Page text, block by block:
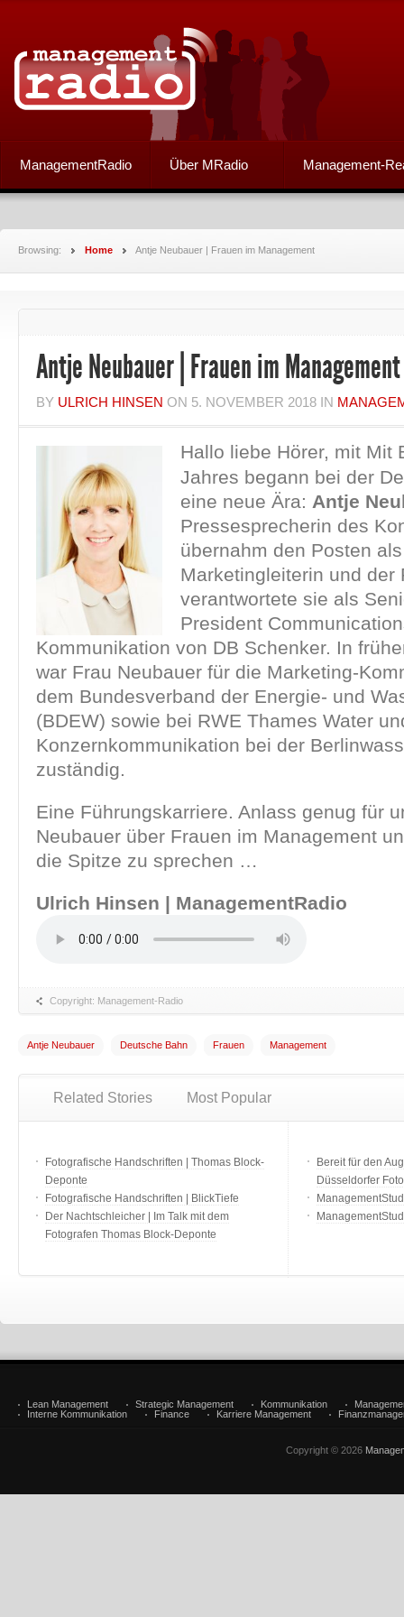
ManagementRadio Über MRadio Management-
Browsing: Home Antje Neubauer | Frauen im Management
Antje Neubauer | Frauen im Management
BY ULRICH HINSEN ON 5. NOVEMBER 2018 IN
Hallo liebe Hörer, mit Mit
Jahres begann bei der
eine neue Ära: Antje
Pressesprecherin des
übernahm den Posten als
Marketingleiterin und der
verantwortete sie als
President
Kommunikation von DB Schenker. In
war Frau Neubauer für die Marketing-
dem Bundesverband der Energie- und
(BDEW) sowie bei RWE Thames Water
Konzernkommunikation bei der
zuständig.
Eine Führungskarriere. Anlass genug für
Neubauer über Frauen im Management
die Spitze zu sprechen …
Ulrich Hinsen | ManagementRadio
Copyright: Management-Radio
Antje Neubauer Deutsche Bahn Frauen Management
Related Stories Most Popular
Fotografische Handschriften | Thomas Block-
Deponte
Fotografische Handschriften | BlickTiefe
Der Nachtschleicher | Im Talk mit dem
Fotografen Thomas Block-Deponte
Bereit für den
Düsseldorfer
Lean Management Strategic Management Kommunikation
Interne Kommunikation
Finance Karriere Management
Copyright © 2026